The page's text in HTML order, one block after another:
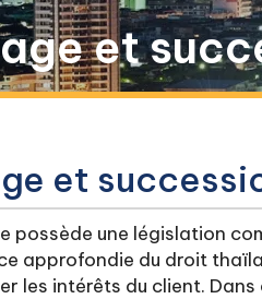
et
et
possède une législation
approfondie du droit
les intérêts du client.